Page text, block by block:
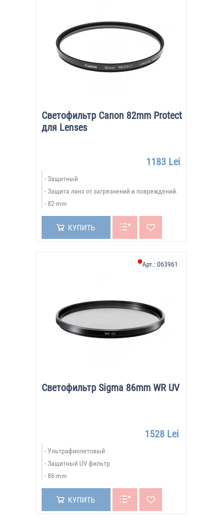
Светофильтр Canon 82mm Protect
для Lenses
1183 Lei
Защитный
Защита линз от загрязнений и повреждений.
82 mm
КУПИТЬ
Светофильтр Sigma 86mm WR UV
Арт.:063961
1528 Lei
Ультрафиолетовый
Защитный UV фильтр
86 mm
КУПИТЬ